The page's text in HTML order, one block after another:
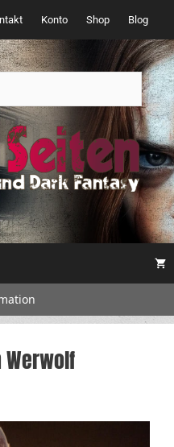
Konto Shop Blog